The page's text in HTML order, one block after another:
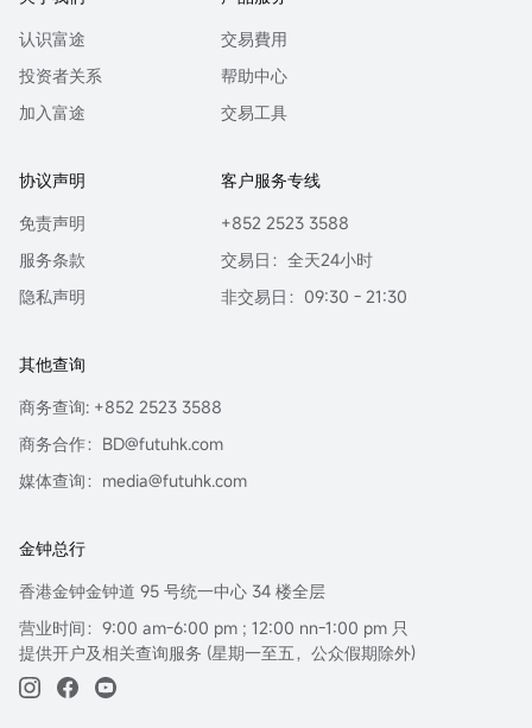
认识富途
投资者关系
加入富途
交易費用
帮助中心
交易工具
协议声明
免责声明
服务条款
隐私声明
客户服务专线
+852 2523 3588
交易日：全天24小时
非交易日：09:30 - 21:30
其他查询
商务查询: +852 2523 3588
商务合作：BD@futuhk.com
媒体查询：media@futuhk.com
金钟总行
香港金钟金钟道 95 号统一中心 34 楼全层
营业时间：9:00 am-6:00 pm ; 12:00 nn-1:00 pm 只
提供开户及相关查询服务 (星期一至五，公众假期除外)